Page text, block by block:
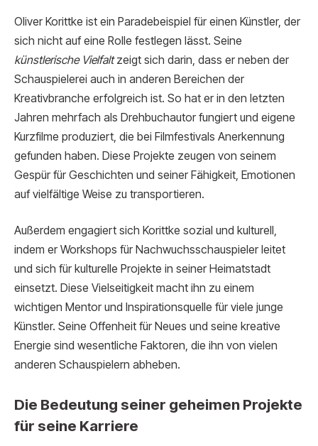
Oliver Korittke ist ein Paradebeispiel für einen Künstler, der
sich nicht auf eine Rolle festlegen lässt. Seine
künstlerische Vielfaltzeigt sich darin, dass er neben der
Schauspielerei auch in anderen Bereichen der
Kreativbranche erfolgreich ist. So hat er in den letzten
Jahren mehrfach als Drehbuchautor fungiert und eigene
Kurzfilme produziert, die bei Filmfestivals Anerkennung
gefunden haben. Diese Projekte zeugen von seinem
Gespür für Geschichten und seiner Fähigkeit, Emotionen
auf vielfältige Weise zu transportieren.
Außerdem engagiert sich Korittke sozial und kulturell,
indem er Workshops für Nachwuchsschauspieler leitet
und sich für kulturelle Projekte in seiner Heimatstadt
einsetzt. Diese Vielseitigkeit macht ihn zu einem
wichtigen Mentor und Inspirationsquelle für viele junge
Künstler. Seine Offenheit für Neues und seine kreative
Energie sind wesentliche Faktoren, die ihn von vielen
anderen Schauspielern abheben.
Die Bedeutung seiner geheimen Projekte
für seine Karriere